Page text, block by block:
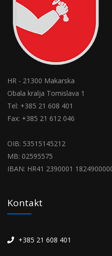
HR - 21300 Makarska
Obala kralja Tomislava 1
Tel: +385 21 608 401
Fax: +385 21 612 046
OIB: 53515145212
MB: 02595575
IBAN: HR41 2390001
Kontakt
+385 21 608 401